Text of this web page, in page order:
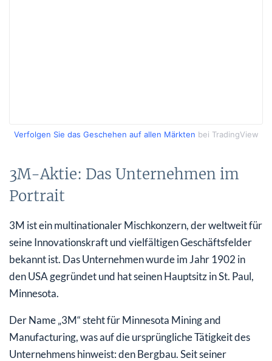
Verfolgen Sie das Geschehen auf allen Märkten bei TradingView
3M-Aktie: Das Unternehmen im
Portrait
3M ist ein multinationaler Mischkonzern, der weltweit für
seine Innovationskraft und vielfältigen Geschäftsfelder
bekannt ist. Das Unternehmen wurde im Jahr 1902 in
den USA gegründet und hat seinen Hauptsitz in St. Paul,
Minnesota.
Der Name „3M“ steht für Minnesota Mining and
Manufacturing, was auf die ursprüngliche Tätigkeit des
Unternehmens hinweist: den Bergbau. Seit seiner